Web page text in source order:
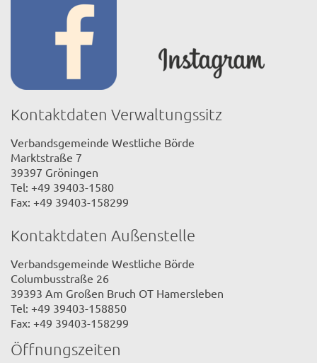
Kontaktdaten Verwaltungssitz
Verbandsgemeinde Westliche Börde
Marktstraße 7
39397 Gröningen
Tel: +49 39403-1580
Fax: +49 39403-158299
Kontaktdaten Außenstelle
Verbandsgemeinde Westliche Börde
Columbusstraße 26
39393 Am Großen Bruch OT Hamersleben
Tel: +49 39403-158850
Fax: +49 39403-158299
Öffnungszeiten